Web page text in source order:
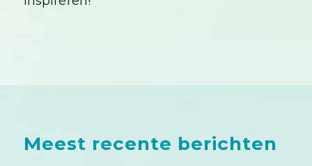
Meest recente berichten